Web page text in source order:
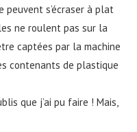
peuvent s’écraser à plat
ne roulent pas sur la
captées par la machine
contenants de plastique
que j’ai pu faire ! Mais,